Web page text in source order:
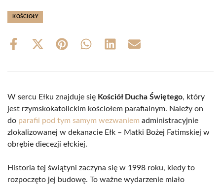
KOŚCIOŁY
Share
Share
(Twitter)
Share Share Share Share
W sercu Ełku znajduje się Kościół Ducha Świętego, który
jest rzymskokatolickim kościołem parafialnym. Należy on
do parafii pod tym samym wezwaniem administracyjnie
zlokalizowanej w dekanacie Ełk – Matki Bożej Fatimskiej w
obrębie diecezji ełckiej.
Historia tej świątyni zaczyna się w 1998 roku, kiedy to
rozpoczęto jej budowę. To ważne wydarzenie miało